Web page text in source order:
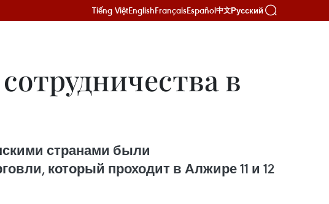
Tiếng ViệtEnglishFrançaisEspañol中文Русский
в
странами были
который проходит в Алжире 11 и 12